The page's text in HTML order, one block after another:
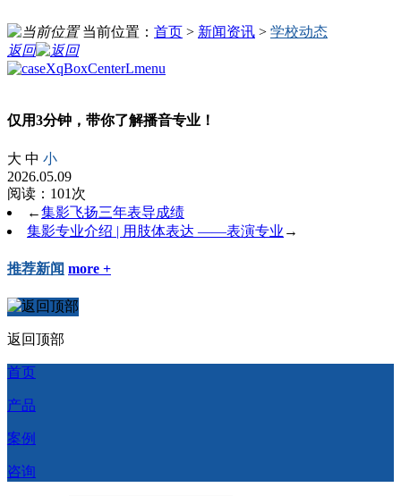
当前位置： 首页 > 新闻资讯 > 学校动态
返回
仅用3分钟，带你了解播音专业！
大 中 小
2026.05.09
阅读：101次
←集影飞扬三年表导成绩
集影专业介绍 | 用肢体表达 ——表演专业 →
推荐新闻 more +
返回顶部
首页
产品
案例
咨询